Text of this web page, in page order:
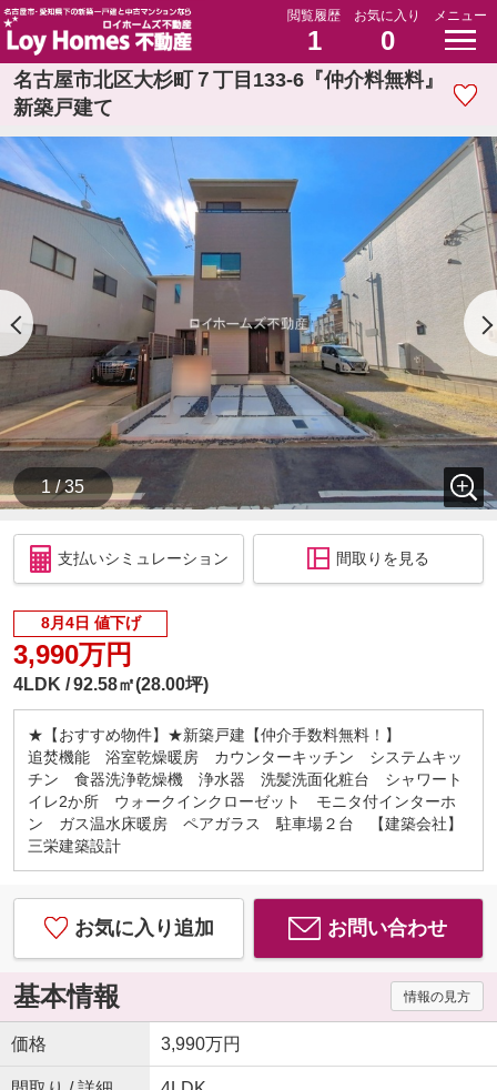
閲覧履歴
1
お気に入り
0
メニュー
名古屋市北区大杉町７丁目133-6『仲介料無料』
新築戸建て
1 / 35
支払いシミュレーション 間取りを見る
8月4日 値下げ
3,990万円
4LDK 92.58㎡(28.00坪)
★【おすすめ物件】★新築戸建【仲介手数料無料！】
追焚機能 浴室乾燥暖房 カウンターキッチン システムキッ
チン 食器洗浄乾燥機 浄水器 洗髪洗面化粧台 シャワート
イレ2か所 ウォークインクローゼット モニタ付インターホ
ン ガス温水床暖房 ペアガラス 駐車場２台 【建築会社】
三栄建築設計
お気に入り追加 お問い合わせ
基本情報 情報の見方
価格 3,990万円